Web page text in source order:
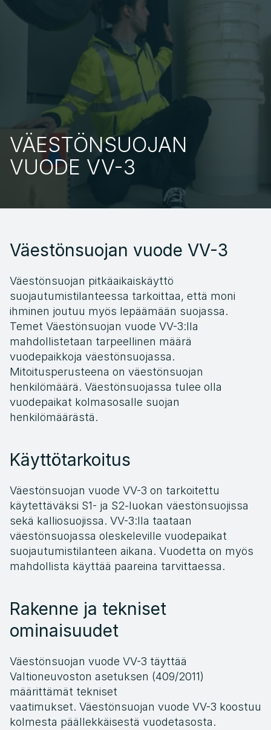
VÄESTÖNSUOJAN
VUODE VV-3
Väestönsuojan vuode VV-3
Väestönsuojan pitkäaikaiskäyttö
suojautumistilanteessa tarkoittaa, että moni
ihminen joutuu myös lepäämään suojassa.
Temet Väestönsuojan vuode VV-3:lla
mahdollistetaan tarpeellinen määrä
vuodepaikkoja väestönsuojassa.
Mitoitusperusteena on väestönsuojan
henkilömäärä. Väestönsuojassa tulee olla
vuodepaikat kolmasosalle suojan
henkilömäärästä.
Käyttötarkoitus
Väestönsuojan vuode VV-3 on tarkoitettu
käytettäväksi S1- ja S2-luokan väestönsuojissa
sekä kalliosuojissa. VV-3:lla taataan
väestönsuojassa oleskeleville vuodepaikat
suojautumistilanteen aikana. Vuodetta on myös
mahdollista käyttää paareina tarvittaessa.
Rakenne ja tekniset
ominaisuudet
Väestönsuojan vuode VV-3 täyttää
Valtioneuvoston asetuksen (409/2011)
määrittämät tekniset
vaatimukset. Väestönsuojan vuode VV-3 koostuu
kolmesta päällekkäisestä vuodetasosta.